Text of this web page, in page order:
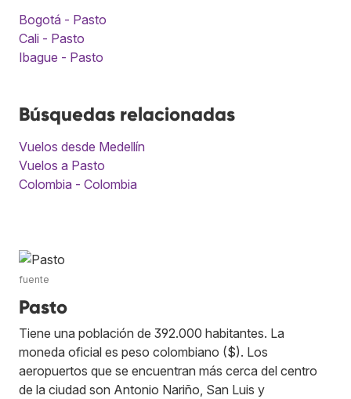
Bogotá - Pasto
Cali - Pasto
Ibague - Pasto
Búsquedas relacionadas
Vuelos desde Medellín
Vuelos a Pasto
Colombia - Colombia
fuente
Pasto
Tiene una población de 392.000 habitantes. La
moneda oficial es peso colombiano ($). Los
aeropuertos que se encuentran más cerca del centro
de la ciudad son Antonio Nariño, San Luis y